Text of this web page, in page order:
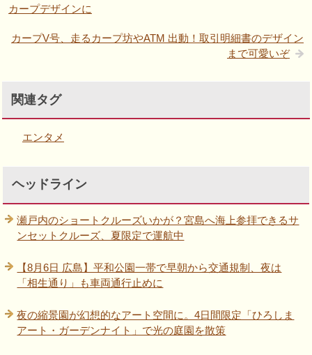
カープデザインに
カープV号、走るカープ坊やATM 出動！取引明細書のデザイン
まで可愛いぞ
関連タグ
エンタメ
ヘッドライン
瀬戸内のショートクルーズいかが？宮島へ海上参拝できるサ
ンセットクルーズ、夏限定で運航中
【8月6日 広島】平和公園一帯で早朝から交通規制、夜は
「相生通り」も車両通行止めに
夜の縮景園が幻想的なアート空間に。4日間限定「ひろしま
アート・ガーデンナイト」で光の庭園を散策